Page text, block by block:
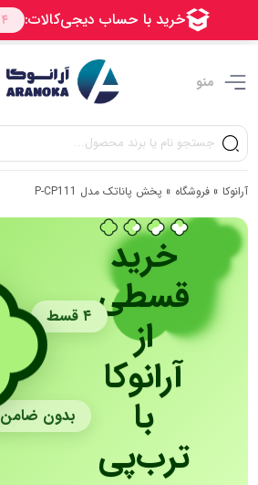
منو
آرانوکا »فروشگاه » پخش پاناتک مدل P-CP111
خرید
قسطی
از
آرانوکا
با
ترب‌پی
۴ قسط
بدون ضامن